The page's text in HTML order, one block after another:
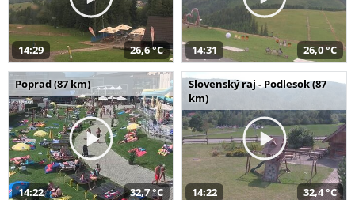
14:29 26,6 °C 14:31 26,0 °C
Poprad (87 km)
14:22 32,7 °C
Slovenský raj - Podlesok (87
km)
14:22 32,4 °C